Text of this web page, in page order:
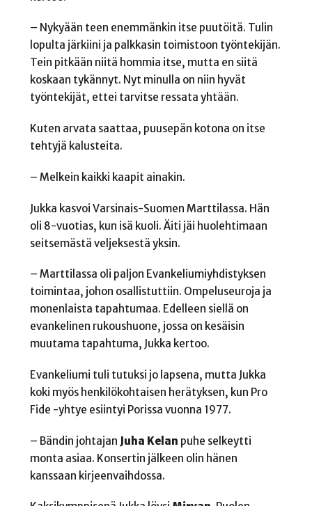
– Nykyään teen enemmänkin itse puutöitä. Tulin
lopulta järkiini ja palkkasin toimistoon työntekijän.
Tein pitkään niitä hommia itse, mutta en siitä
koskaan tykännyt. Nyt minulla on niin hyvät
työntekijät, ettei tarvitse ressata yhtään.
Kuten arvata saattaa, puusepän kotona on itse
tehtyjä kalusteita.
– Melkein kaikki kaapit ainakin.
Jukka kasvoi Varsinais-Suomen Marttilassa. Hän
oli 8-vuotias, kun isä kuoli. Äiti jäi huolehtimaan
seitsemästä veljeksestä yksin.
– Marttilassa oli paljon Evankeliumiyhdistyksen
toimintaa, johon osallistuttiin. Ompeluseuroja ja
monenlaista tapahtumaa. Edelleen siellä on
evankelinen rukoushuone, jossa on kesäisin
muutama tapahtuma, Jukka kertoo.
Evankeliumi tuli tutuksi jo lapsena, mutta Jukka
koki myös henkilökohtaisen herätyksen, kun Pro
Fide -yhtye esiintyi Porissa vuonna 1977.
– Bändin johtajan Juha Kelan puhe selkeytti
monta asiaa. Konsertin jälkeen olin hänen
kanssaan kirjeenvaihdossa.